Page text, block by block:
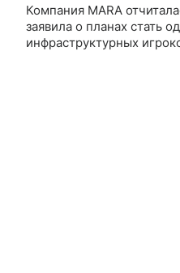
Компания MARA
заявила о планах стать
инфраструктурных